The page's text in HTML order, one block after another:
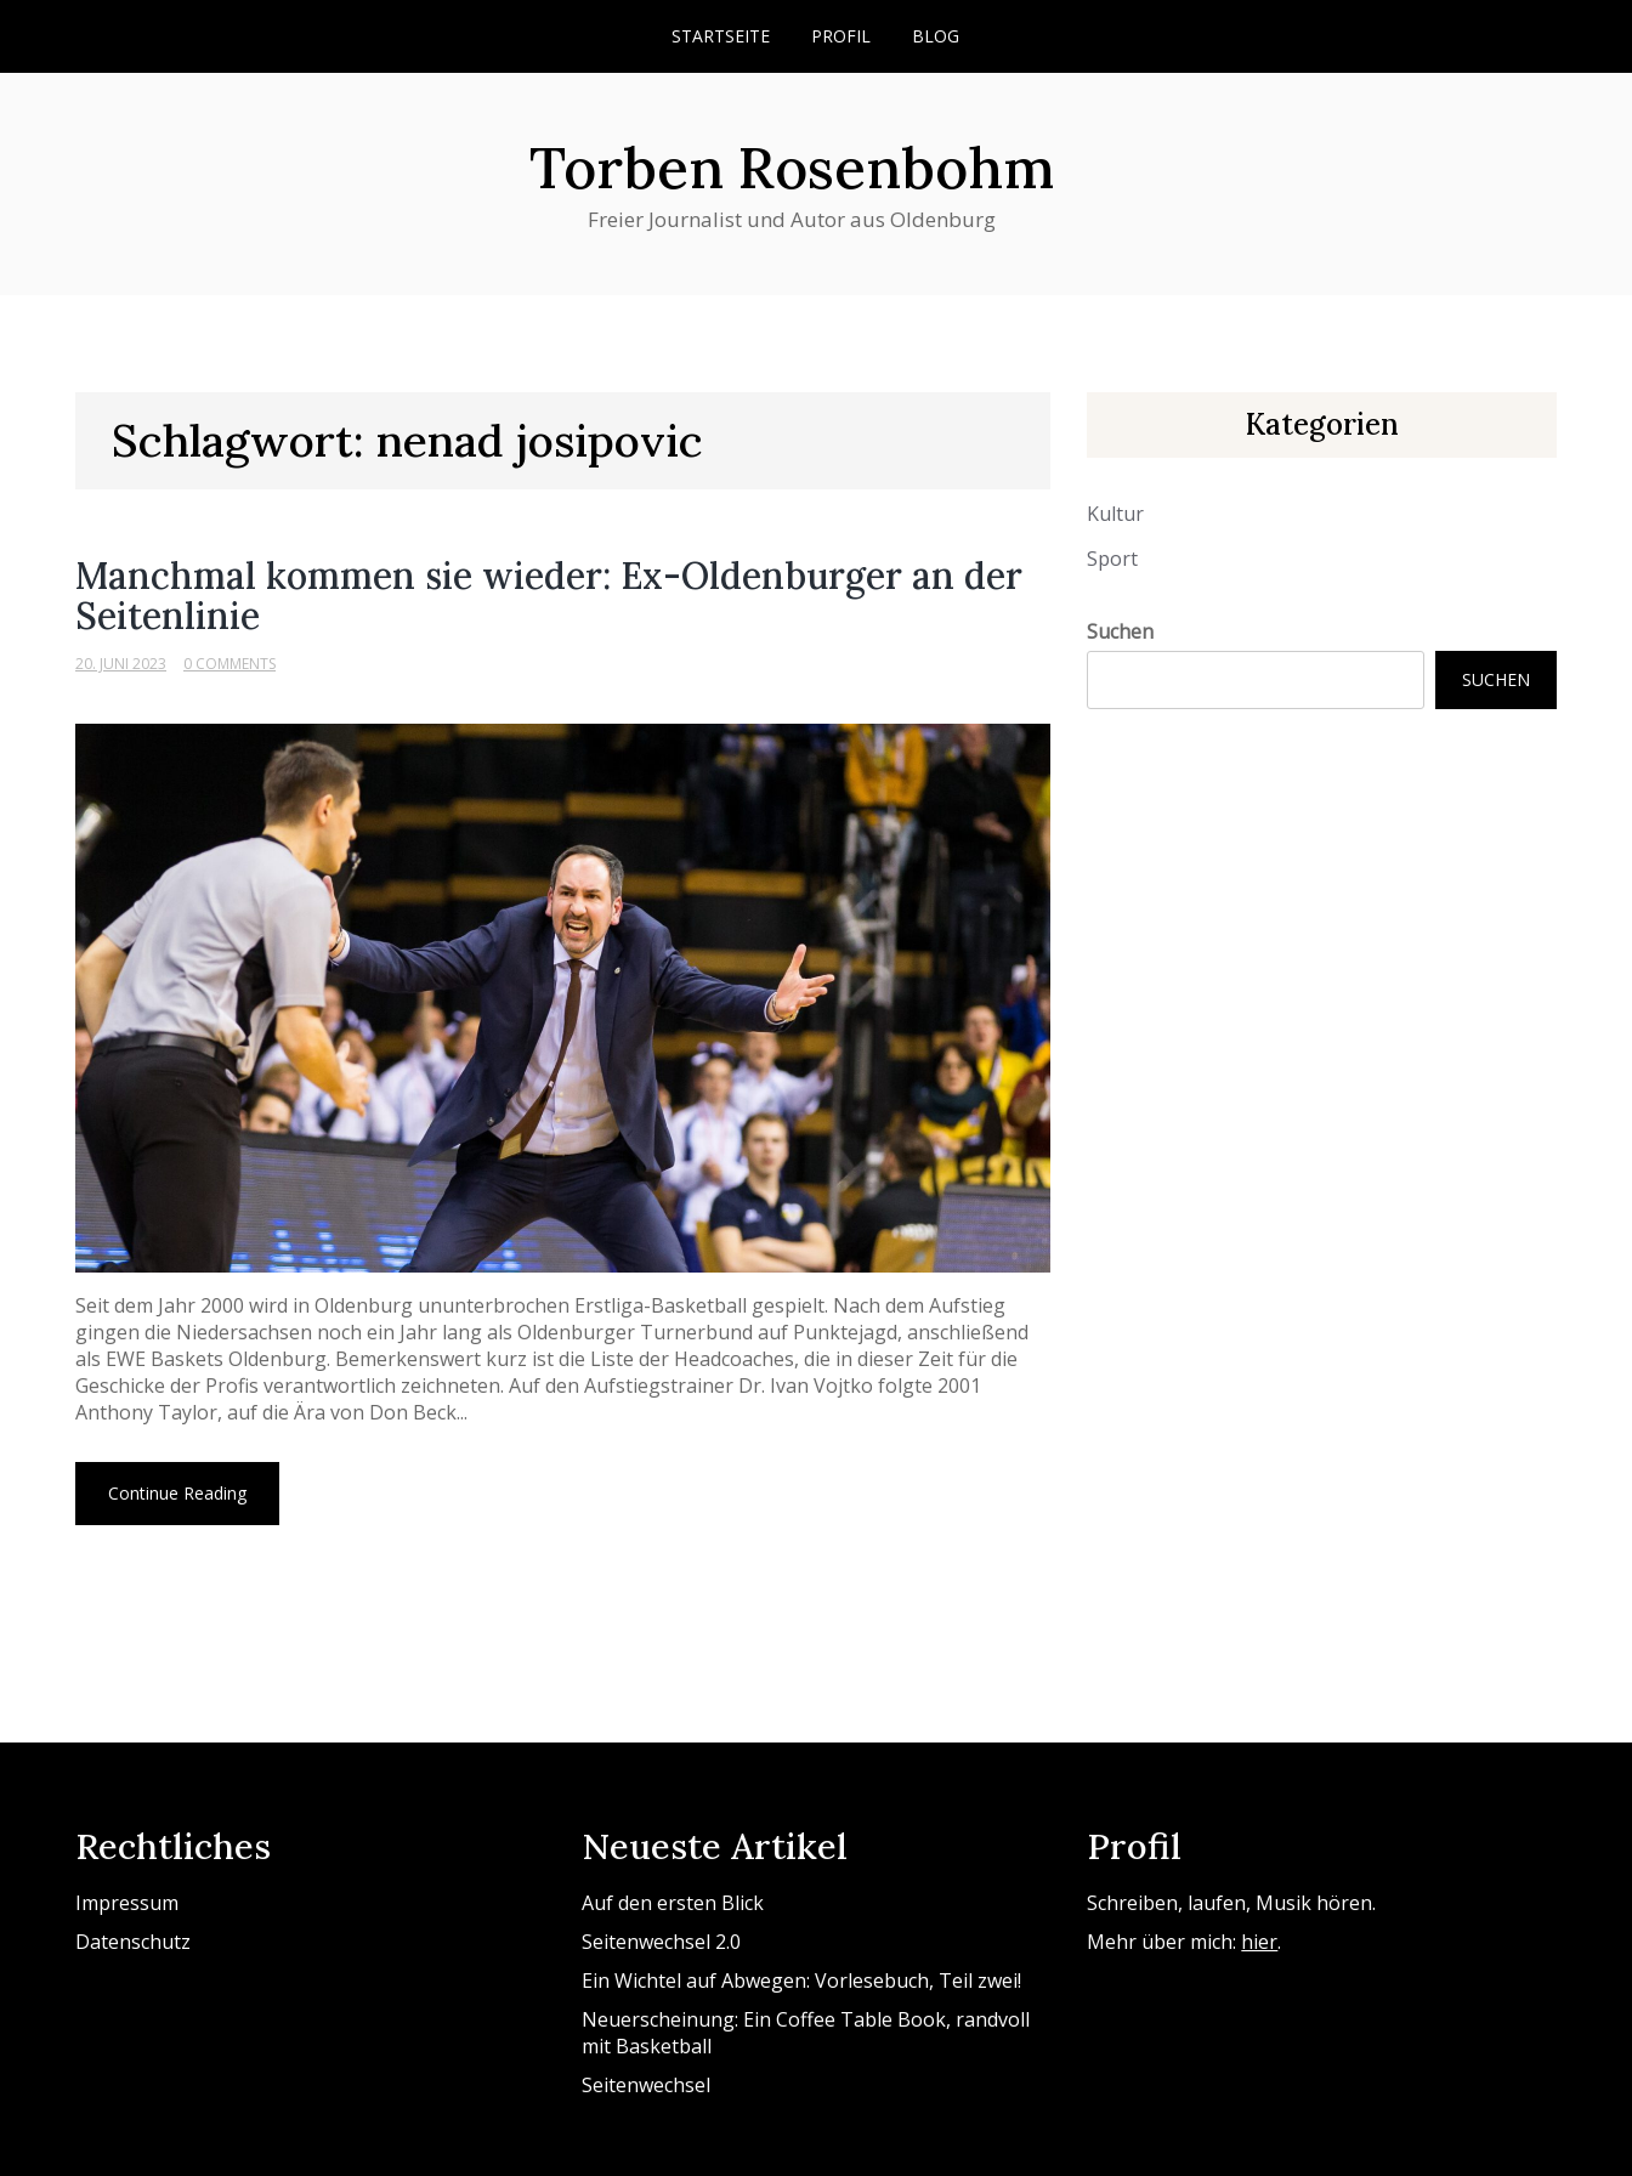
STARTSEITE PROFIL BLOG
Torben Rosenbohm
Freier Journalist und Autor aus Oldenburg
Schlagwort: nenad josipovic
Manchmal kommen sie wieder: Ex-Oldenburger an der
Seitenlinie
20. JUNI 2023 0 COMMENTS
Seit dem Jahr 2000 wird in Oldenburg ununterbrochen Erstliga-Basketball gespielt. Nach dem Aufstieg
gingen die Niedersachsen noch ein Jahr lang als Oldenburger Turnerbund auf Punktejagd, anschließend
als EWE Baskets Oldenburg. Bemerkenswert kurz ist die Liste der Headcoaches, die in dieser Zeit für die
Geschicke der Profis verantwortlich zeichneten. Auf den Aufstiegstrainer Dr. Ivan Vojtko folgte 2001
Anthony Taylor, auf die Ära von Don Beck...
Continue Reading
Kategorien
Kultur
Sport
Suchen
SUCHEN
Rechtliches
Impressum
Datenschutz
Neueste Artikel
Auf den ersten Blick
Seitenwechsel 2.0
Ein Wichtel auf Abwegen: Vorlesebuch, Teil zwei!
Neuerscheinung: Ein Coffee Table Book, randvoll
mit Basketball
Seitenwechsel
Profil
Schreiben, laufen, Musik hören.
Mehr über mich: hier.